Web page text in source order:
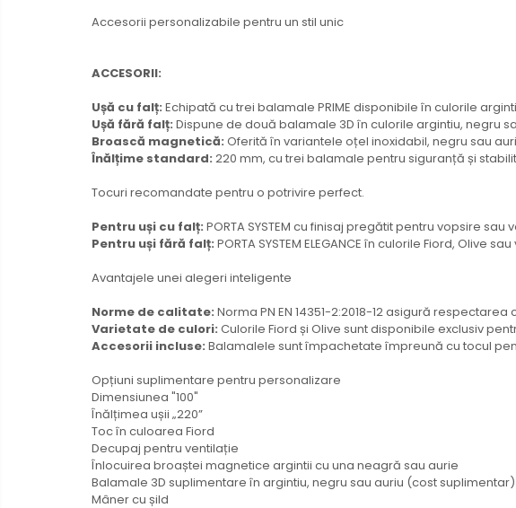
Accesorii personalizabile pentru un stil unic
ACCESORII:
Ușă cu falț: Echipată cu trei balamale PRIME disponibile în culorile
Ușă fără falț: Dispune de două balamale 3D în culorile argintiu, negru
Broască magnetică: Oferită în variantele oțel inoxidabil, negru sau
Înălțime standard: 220 mm, cu trei balamale pentru siguranță și
Tocuri recomandate pentru o potrivire perfect.
Pentru uși cu falț: PORTA SYSTEM cu finisaj pregătit pentru vopsire sau
Pentru uși fără falț: PORTA SYSTEM ELEGANCE în culorile Fiord, Olive
Avantajele unei alegeri inteligente
Norme de calitate: Norma PN EN 14351-2:2018-12 asigură
Varietate de culori: Culorile Fiord și Olive sunt disponibile exclusiv
Accesorii incluse: Balamalele sunt împachetate împreună cu tocul
Opțiuni suplimentare pentru personalizare
Dimensiunea "100"
Înălțimea ușii „220”
Toc în culoarea Fiord
Decupaj pentru ventilație
Înlocuirea broaștei magnetice argintii cu una neagră sau aurie
Balamale 3D suplimentare în argintiu, negru sau auriu (cost suplimentar)
Mâner cu șild